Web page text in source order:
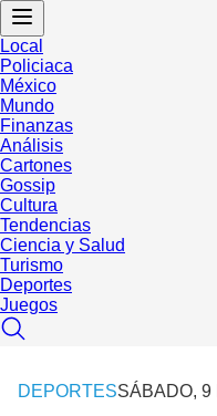
Local
Policiaca
México
Mundo
Finanzas
Análisis
Cartones
Gossip
Cultura
Tendencias
Ciencia y Salud
Turismo
Deportes
Juegos
DEPORTESSÁBADO, 9